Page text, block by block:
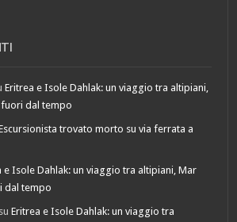
Eritrea e Isole Dahlak: un viaggio tra altipiani,
dal tempo
trovato morto su via ferrata a
e Isole Dahlak: un viaggio tra altipiani, Mar
dal tempo
suEritrea e Isole Dahlak: un viaggio tra